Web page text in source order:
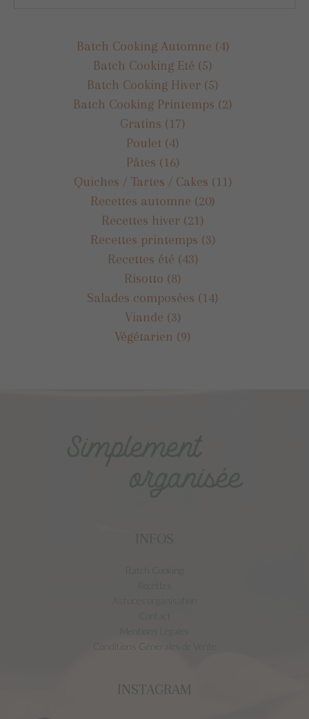
Batch Cooking Automne (4)
Batch Cooking Eté (5)
Batch Cooking Hiver (5)
Batch Cooking Printemps (2)
Gratins (17)
Poulet (4)
Pâtes (16)
Quiches / Tartes / Cakes (11)
Recettes automne (20)
Recettes hiver (21)
Recettes printemps (3)
Recettes été (43)
Risotto (8)
Salades composées (14)
Viande (3)
Végétarien (9)
INFOS
Conditions Générales de Vente
INSTAGRAM